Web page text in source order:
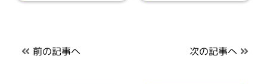
前の記事へ 次の記事へ